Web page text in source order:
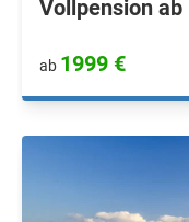
Vollpension ab
ab 1999 €